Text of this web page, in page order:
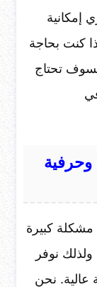
إمكانية
كنت بحاجة
تحتاج
مشكلة كبيرة
نوفر
عالية. نحن